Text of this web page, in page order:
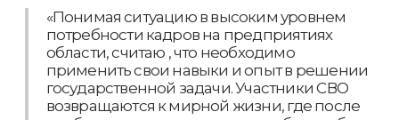
«Понимая ситуацию в высоким уровнем
потребности кадров на предприятиях
области, считаю , что необходимо
применить свои навыки и опыт в решении
государственной задачи. Участники СВО
возвращаются к мирной жизни, где после